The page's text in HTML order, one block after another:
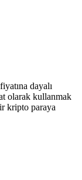
dayalı
olarak kullanmak
kripto paraya